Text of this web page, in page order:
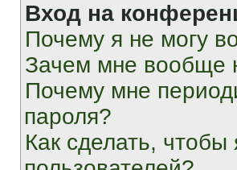
Вход на
Почему я не могу
Зачем мне вообще
Почему мне
пароля?
Как сделать, чтобы